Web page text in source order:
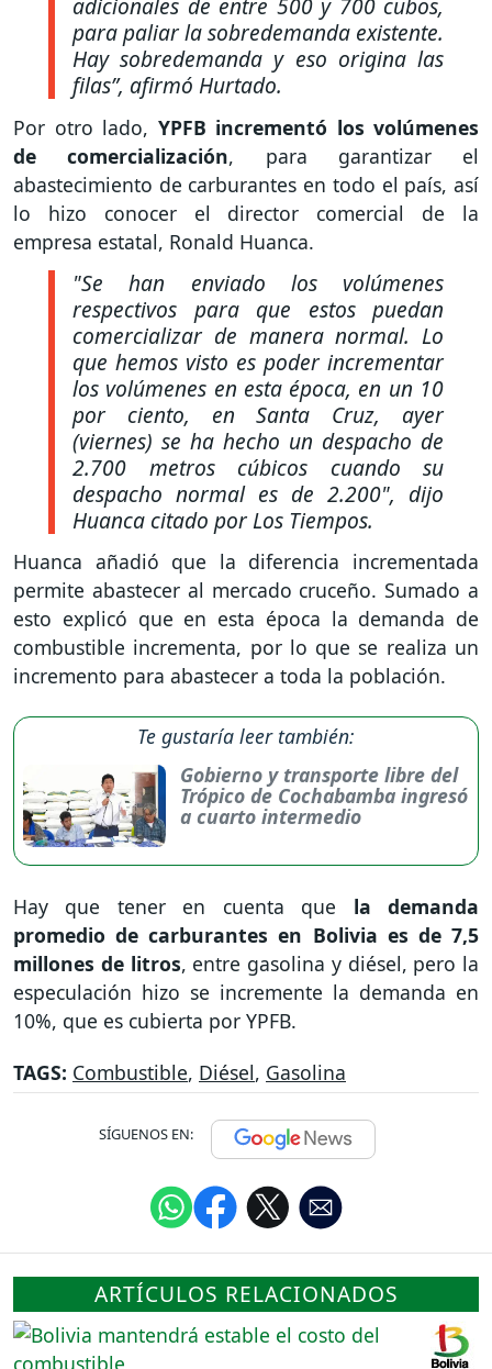
adicionales de entre 500 y 700 cubos,
para paliar la sobredemanda existente.
Hay sobredemanda y eso origina las
filas”, afirmó Hurtado.
Por otro lado, YPFB incrementó los volúmenes
de comercialización, para garantizar el
abastecimiento de carburantes en todo el país, así
lo hizo conocer el director comercial de la
empresa estatal, Ronald Huanca.
"Se han enviado los volúmenes
respectivos para que estos puedan
comercializar de manera normal. Lo
que hemos visto es poder incrementar
los volúmenes en esta época, en un 10
por ciento, en Santa Cruz, ayer
(viernes) se ha hecho un despacho de
2.700 metros cúbicos cuando su
despacho normal es de 2.200", dijo
Huanca citado por Los Tiempos.
Huanca añadió que la diferencia incrementada
permite abastecer al mercado cruceño. Sumado a
esto explicó que en esta época la demanda de
combustible incrementa, por lo que se realiza un
incremento para abastecer a toda la población.
Te gustaría leer también:
Gobierno y transporte libre del
Trópico de Cochabamba ingresó
a cuarto intermedio
Hay que tener en cuenta que la demanda
promedio de carburantes en Bolivia es de 7,5
millones de litros, entre gasolina y diésel, pero la
especulación hizo se incremente la demanda en
10%, que es cubierta por YPFB.
TAGS: Combustible, Diésel, Gasolina
SÍGUENOS EN:
ARTÍCULOS RELACIONADOS